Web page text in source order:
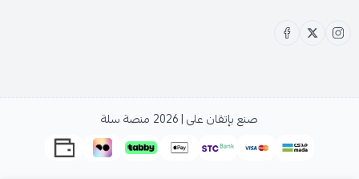
صنع بإتقان على | 2026 منصة سلة